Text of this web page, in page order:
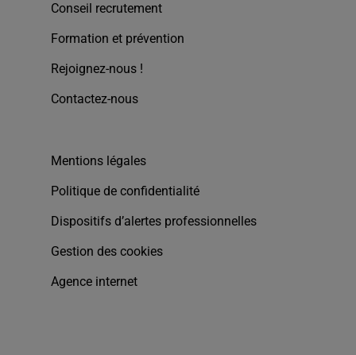
Conseil recrutement
Formation et prévention
Rejoignez-nous !
Contactez-nous
Mentions légales
Politique de confidentialité
Dispositifs d’alertes professionnelles
Gestion des cookies
Agence internet